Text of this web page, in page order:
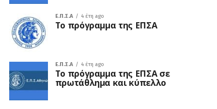
Ε.Π.Σ.Α 4 έτη ago
Το πρόγραμμα της ΕΠΣΑ
Ε.Π.Σ.Α 4 έτη ago
Το πρόγραμμα της ΕΠΣΑ σε
πρωτάθλημα και κύπελλο